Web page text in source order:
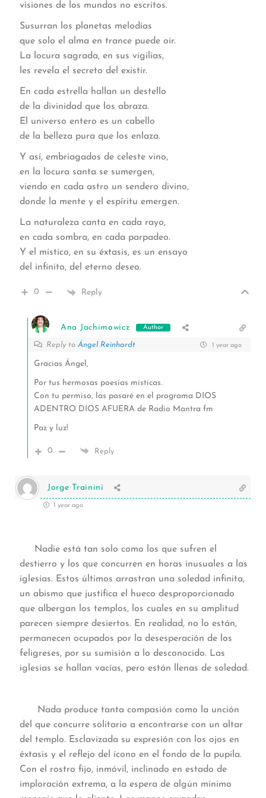
visiones de los mundos no escritos.
Susurran los planetas melodías
que solo el alma en trance puede oír.
La locura sagrada, en sus vigilias,
les revela el secreto del existir.
En cada estrella hallan un destello
de la divinidad que los abraza.
El universo entero es un cabello
de la belleza pura que los enlaza.
Y así, embriagados de celeste vino,
en la locura santa se sumergen,
viendo en cada astro un sendero divino,
donde la mente y el espíritu emergen.
La naturaleza canta en cada rayo,
en cada sombra, en cada parpadeo.
Y el místico, en su éxtasis, es un ensayo
del infinito, del eterno deseo.
0 Reply
Ana Jachimowicz Author
Reply to Ángel Reinhardt 1 year ago
Gracias Ángel,
Por tus hermosas poesías místicas.
Con tu permiso, las pasaré en el programa DIOS
ADENTRO DIOS AFUERA de Radio Mantra fm
Paz y luz!
0 Reply
Jorge Trainini
1 year ago
Nadie está tan solo como los que sufren el
destierro y los que concurren en horas inusuales a las
iglesias. Estos últimos arrastran una soledad infinita,
un abismo que justifica el hueco desproporcionado
que albergan los templos, los cuales en su amplitud
parecen siempre desiertos. En realidad, no lo están,
permanecen ocupados por la desesperación de los
feligreses, por su sumisión a lo desconocido. Las
iglesias se hallan vacías, pero están llenas de soledad.
Nada produce tanta compasión como la unción
del que concurre solitario a encontrarse con un altar
del templo. Esclavizada su expresión con los ojos en
éxtasis y el reflejo del ícono en el fondo de la pupila.
Con el rostro fijo, inmóvil, inclinado en estado de
imploración extrema, a la espera de algún mínimo